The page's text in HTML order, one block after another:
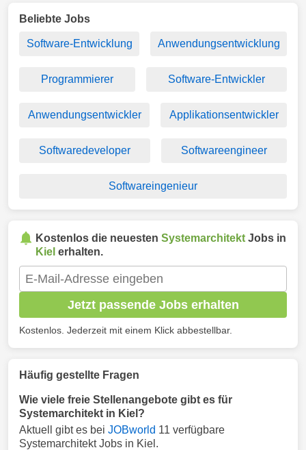
Beliebte Jobs
Software-Entwicklung Anwendungsentwicklung
Programmierer Software-Entwickler
Anwendungsentwickler Applikationsentwickler
Softwaredeveloper Softwareengineer
Softwareingenieur
Kostenlos die neuesten Systemarchitekt Jobs in
Kiel erhalten.
Jetzt passende Jobs erhalten
Kostenlos. Jederzeit mit einem Klick abbestellbar.
Häufig gestellte Fragen
Wie viele freie Stellenangebote gibt es für
Systemarchitekt in Kiel?
Aktuell gibt es bei JOBworld 11 verfügbare
Systemarchitekt Jobs in Kiel.